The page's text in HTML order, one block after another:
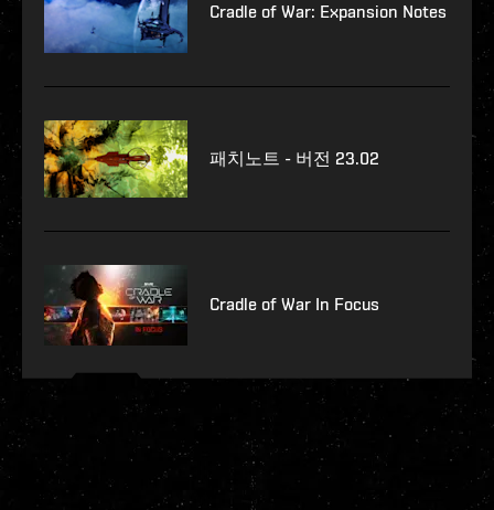
Cradle of War: Expansion Notes
패치노트 - 버전 23.02
Cradle of War In Focus